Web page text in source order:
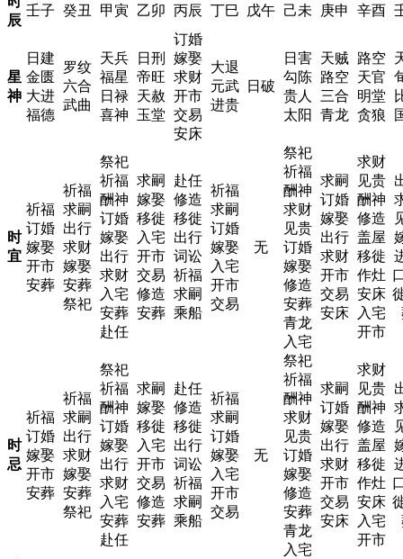
辰
壬子 癸丑 甲寅 乙卯 丙辰 丁巳 戊午 己未 庚申 辛酉
星
神
日建
金匮
大进
福德
罗纹
六合
武曲
天兵
福星
日禄
喜神
日刑
帝旺
天赦
玉堂
订婚
嫁娶
求财
开市
交易
安床
大退
元武
进贵
日破
日害
勾陈
贵人
太阳
天贼
路空
三合
青龙
路空
天官
明堂
贪狼
时
宜
祈福
订婚
嫁娶
开市
安葬
祈福
求嗣
出行
求财
嫁娶
安葬
祭祀
祭祀
祈福
酬神
订婚
嫁娶
出行
求财
入宅
安葬
赴任
求嗣
嫁娶
移徙
入宅
开市
交易
修造
安葬
赴任
修造
移徙
出行
词讼
祈福
求嗣
乘船
祈福
求嗣
订婚
嫁娶
入宅
开市
交易
无
祭祀
祈福
酬神
求财
见贵
订婚
嫁娶
修造
安葬
青龙
入宅
求嗣
订婚
嫁娶
出行
求财
开市
交易
安床
求财
见贵
酬神
修造
盖屋
移徙
作灶
安床
入宅
开市
时
忌
祈福
订婚
嫁娶
开市
安葬
祈福
求嗣
出行
求财
嫁娶
安葬
祭祀
祭祀
祈福
酬神
订婚
嫁娶
出行
求财
入宅
安葬
赴任
求嗣
嫁娶
移徙
入宅
开市
交易
修造
安葬
赴任
修造
移徙
出行
词讼
祈福
求嗣
乘船
祈福
求嗣
订婚
嫁娶
入宅
开市
交易
无
祭祀
祈福
酬神
求财
见贵
订婚
嫁娶
修造
安葬
青龙
入宅
求嗣
订婚
嫁娶
出行
求财
开市
交易
安床
求财
见贵
酬神
修造
盖屋
移徙
作灶
安床
入宅
开市